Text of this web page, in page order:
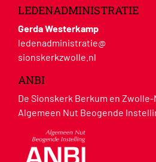
LEDENADMINISTRATIE
Gerda Westerkamp
ledenadministratie@
sionskerkzwolle.nl
ANBI
De Sionskerk Berkum en Zwolle-
Algemeen Nut Beogende